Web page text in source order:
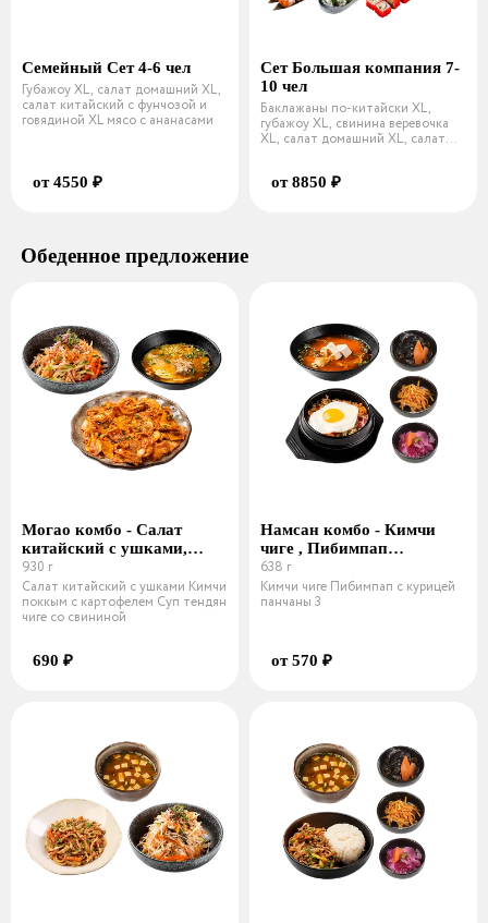
Семейный Сет 4-6 чел
Губажоу XL, салат домашний XL,
салат китайский с фунчозой и
говядиной XL мясо с ананасами
от 4550 ₽
Сет Большая компания 7-
10 чел
Баклажаны по-китайски XL,
губажоу XL, свинина веревочка
XL, салат домашний XL, салат
от 8850 ₽
Обеденное предложение
Могао комбо - Салат
китайский с ушками,
Кимчи поккым
с картофелем, Суп тендян
чиге
930 г
Салат китайский с ушками Кимчи
поккым с картофелем Суп тендян
чиге со свининой
690 ₽
Намсан комбо - Кимчи
чиге , Пибимпап
638 г
Кимчи чиге Пибимпап с курицей
панчаны 3
от 570 ₽